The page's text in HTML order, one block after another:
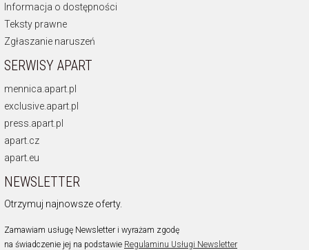
Informacja o dostępności
Teksty prawne
Zgłaszanie naruszeń
SERWISY APART
mennica.apart.pl
exclusive.apart.pl
press.apart.pl
apart.cz
apart.eu
NEWSLETTER
Otrzymuj najnowsze oferty.
Zamawiam usługę Newsletter i wyrażam zgodę
na świadczenie jej na podstawie Regulaminu Usługi Newsletter